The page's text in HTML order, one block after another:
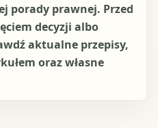
porady prawnej. Przed
decyzji albo
aktualne przepisy,
oraz własne